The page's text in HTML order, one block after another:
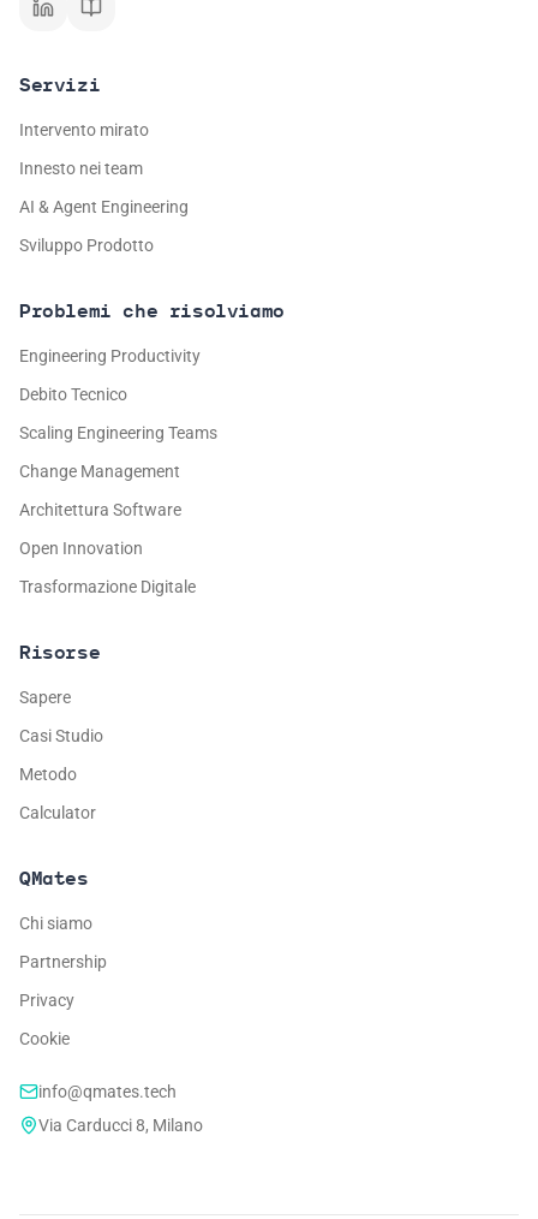
Servizi
Intervento mirato
Innesto nei team
AI & Agent Engineering
Sviluppo Prodotto
Problemi che risolviamo
Engineering Productivity
Debito Tecnico
Scaling Engineering Teams
Change Management
Architettura Software
Open Innovation
Trasformazione Digitale
Risorse
Sapere
Casi Studio
Metodo
Calculator
QMates
Chi siamo
Partnership
Privacy
Cookie
info@qmates.tech
Via Carducci 8, Milano